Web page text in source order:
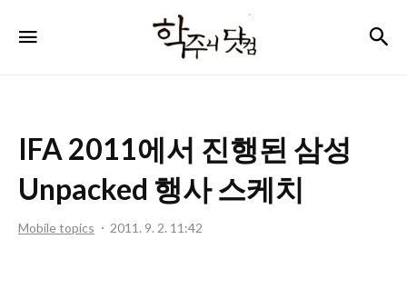
주
컴
IFA 2011에서 진행된 삼성
Unpacked 행사 스케치
Mobile topics 2011. 9. 2. 11:42